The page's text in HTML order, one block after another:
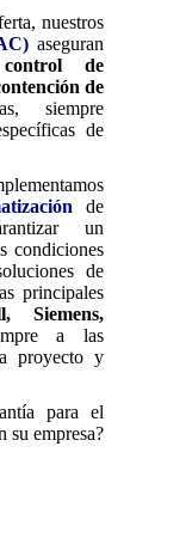
nuestros
aseguran
control de
de
siempre
de
de
un
condiciones
de
principales
Siemens,
a las
proyecto y
para el
su empresa?